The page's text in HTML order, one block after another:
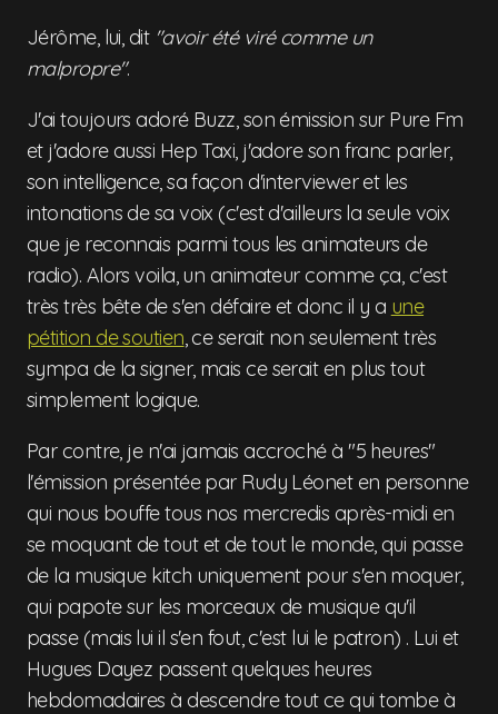
Jérôme, lui, dit "avoir été viré comme un
malpropre".
J'ai toujours adoré Buzz, son émission sur Pure Fm
et j'adore aussi Hep Taxi, j'adore son franc parler,
son intelligence, sa façon d'interviewer et les
intonations de sa voix (c'est d'ailleurs la seule voix
que je reconnais parmi tous les animateurs de
radio). Alors voila, un animateur comme ça, c'est
très très bête de s'en défaire et donc il y a une
pétition de soutien, ce serait non seulement très
sympa de la signer, mais ce serait en plus tout
simplement logique.
Par contre, je n'ai jamais accroché à "5 heures"
l'émission présentée par Rudy Léonet en personne
qui nous bouffe tous nos mercredis après-midi en
se moquant de tout et de tout le monde, qui passe
de la musique kitch uniquement pour s'en moquer,
qui papote sur les morceaux de musique qu'il
passe (mais lui il s'en fout, c'est lui le patron) . Lui et
Hugues Dayez passent quelques heures
hebdomadaires à descendre tout ce qui tombe à